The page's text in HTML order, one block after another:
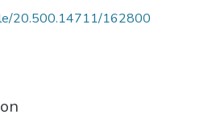
20.500.14711/162800